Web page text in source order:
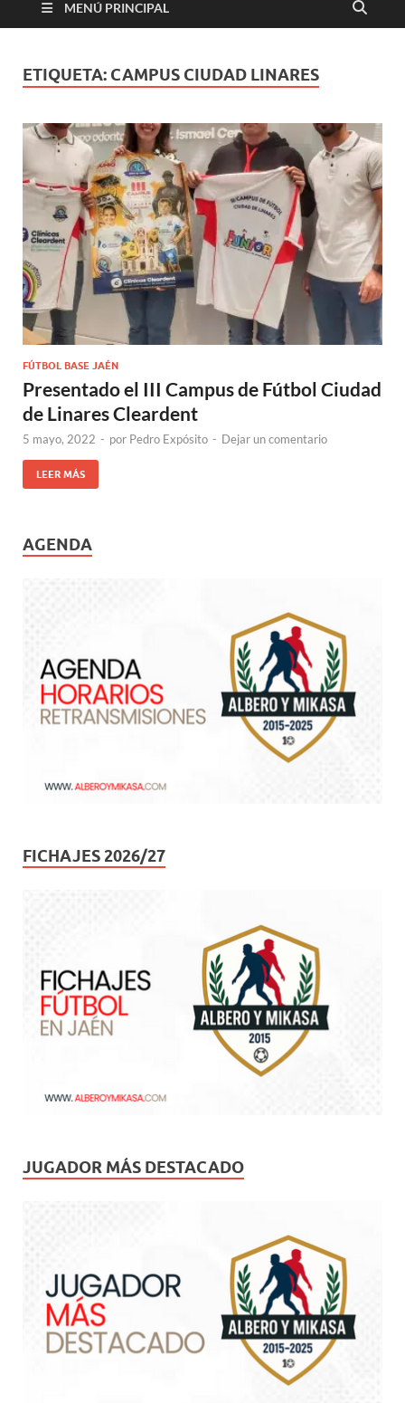
MENÚ PRINCIPAL
ETIQUETA: CAMPUS CIUDAD LINARES
FÚTBOL BASE JAÉN
Presentado el III Campus de Fútbol Ciudad
de Linares Cleardent
5 mayo, 2022 - por Pedro Expósito - Dejar un comentario
LEER MÁS
AGENDA
FICHAJES 2026/27
JUGADOR MÁS DESTACADO